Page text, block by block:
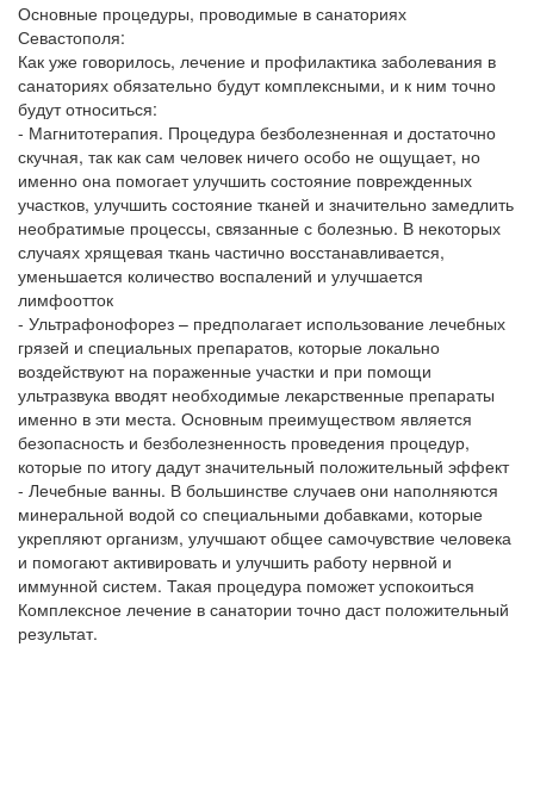
Основные процедуры, проводимые в санаториях
Севастополя:
Как уже говорилось, лечение и профилактика заболевания в
санаториях обязательно будут комплексными, и к ним точно
будут относиться:
- Магнитотерапия. Процедура безболезненная и достаточно
скучная, так как сам человек ничего особо не ощущает, но
именно она помогает улучшить состояние поврежденных
участков, улучшить состояние тканей и значительно замедлить
необратимые процессы, связанные с болезнью. В некоторых
случаях хрящевая ткань частично восстанавливается,
уменьшается количество воспалений и улучшается
лимфоотток
- Ультрафонофорез – предполагает использование лечебных
грязей и специальных препаратов, которые локально
воздействуют на пораженные участки и при помощи
ультразвука вводят необходимые лекарственные препараты
именно в эти места. Основным преимуществом является
безопасность и безболезненность проведения процедур,
которые по итогу дадут значительный положительный эффект
- Лечебные ванны. В большинстве случаев они наполняются
минеральной водой со специальными добавками, которые
укрепляют организм, улучшают общее самочувствие человека
и помогают активировать и улучшить работу нервной и
иммунной систем. Такая процедура поможет успокоиться
Комплексное лечение в санатории точно даст положительный
результат.